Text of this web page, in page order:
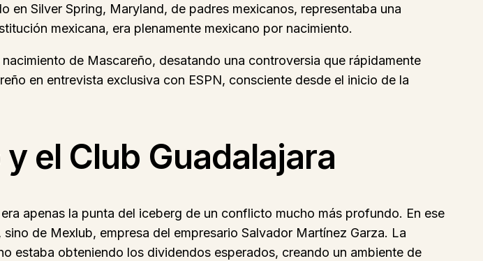
Silver Spring, Maryland, de padres mexicanos, representaba una
mexicana, era plenamente mexicano por nacimiento.
de Mascareño, desatando una controversia que rápidamente
en entrevista exclusiva con ESPN, consciente desde el inicio de la
el Club Guadalajara
apenas la punta del iceberg de un conflicto mucho más profundo. En ese
de Mexlub, empresa del empresario Salvador Martínez Garza. La
estaba obteniendo los dividendos esperados, creando un ambiente de